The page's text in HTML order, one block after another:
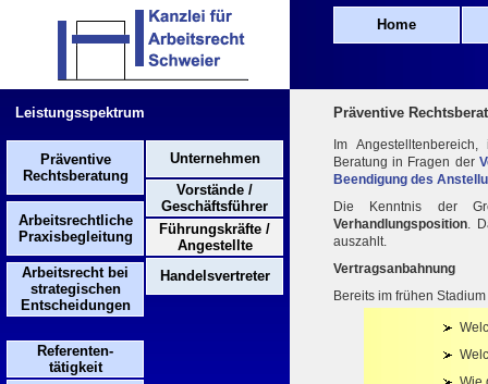
Präventive
Rechtsberatung
Unternehmen
Vorstände /
Geschäftsführer
Führungskräfte /
Angestellte
Handelsvertreter
Arbeitsrechtliche
Praxisbegleitung
Arbeitsrecht bei
strategischen
Entscheidungen
Referenten-
tätigkeit
Home
Leistungsspektrum Präventive
Im
Beratung in Fragen der
Beendigung des
Die Kenntnis der
Verhandlungsposition.
auszahlt.
Vertragsanbahnung
Bereits im frühen